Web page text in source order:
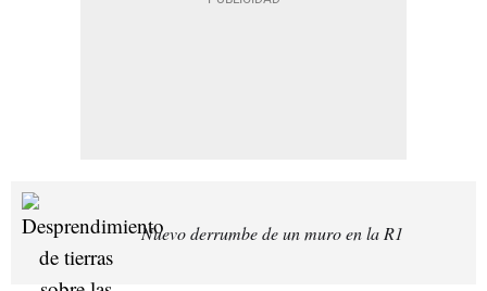
Nuevo derrumbe de un muro en la R1